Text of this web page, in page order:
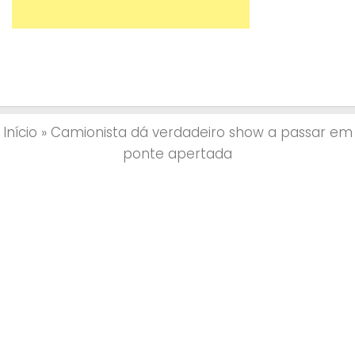
Início » Camionista dá verdadeiro show a passar em
ponte apertada